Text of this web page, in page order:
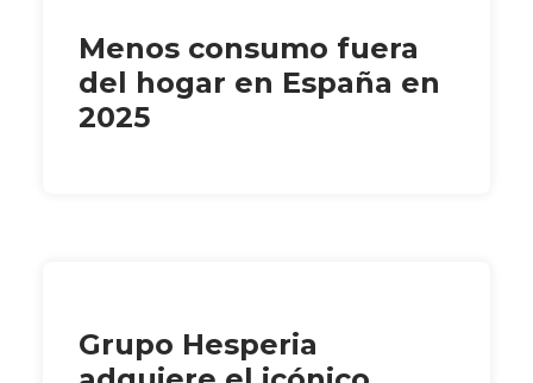
Menos consumo fuera
del hogar en España en
2025
Grupo Hesperia